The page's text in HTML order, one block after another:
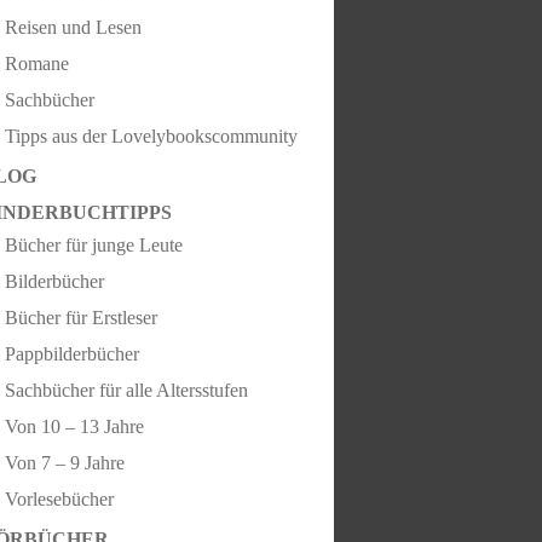
Reisen und Lesen
Romane
Sachbücher
Tipps aus der Lovelybookscommunity
Bücher für junge Leute
Bilderbücher
Bücher für Erstleser
Pappbilderbücher
Sachbücher für alle Altersstufen
Von 10 – 13 Jahre
Von 7 – 9 Jahre
Vorlesebücher